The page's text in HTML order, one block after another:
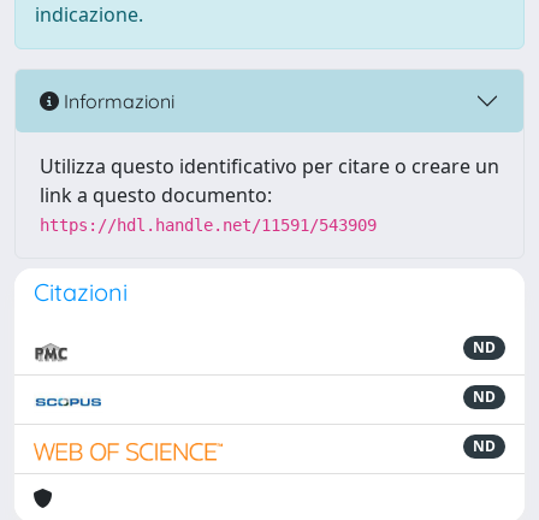
indicazione.
Informazioni
Utilizza questo identificativo per citare o creare un
link a questo documento:
https://hdl.handle.net/11591/543909
Citazioni
ND
ND
ND